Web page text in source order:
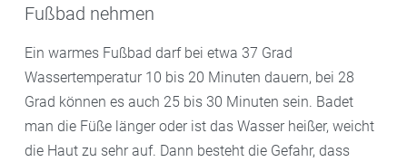
Fußbad nehmen
Ein warmes Fußbad darf bei etwa 37 Grad
Wassertemperatur 10 bis 20 Minuten dauern, bei 28
Grad können es auch 25 bis 30 Minuten sein. Badet
man die Füße länger oder ist das Wasser heißer, weicht
die Haut zu sehr auf. Dann besteht die Gefahr, dass